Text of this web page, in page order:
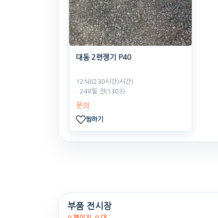
대동 2련쟁기 P40
12식((230시간)시간)
. 240일 전(1303)
문의
찜하기
부품 전시장